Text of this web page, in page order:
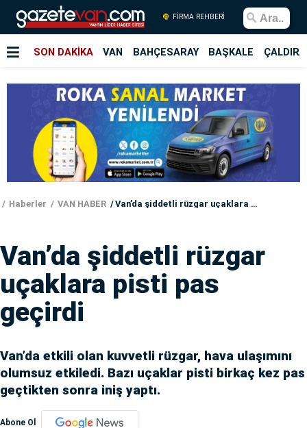
FİRMA REHBERİ
SON DAKİKA VAN BAHÇESARAY BAŞKALE
Haberler VAN HABER Van’da şiddetli rüzgar uçaklara pisti pas geçirdi
Van’da şiddetli rüzgar
uçaklara pisti pas
geçirdi
Van’da etkili olan kuvvetli rüzgar, hava ulaşımını
olumsuz etkiledi. Bazı uçaklar pisti birkaç kez pas
geçtikten sonra iniş yaptı.
Abone Ol